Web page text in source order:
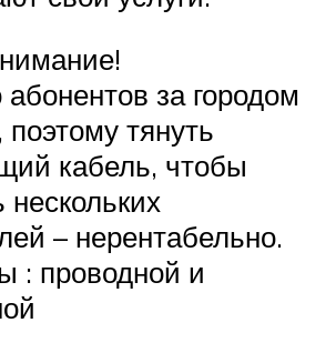
за городом
тянуть
кабель, чтобы
– нерентабельно.
: проводной и